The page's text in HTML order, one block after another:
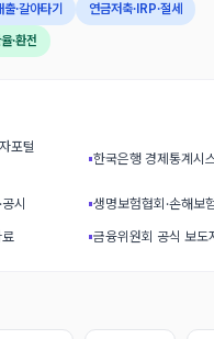
출·갈아타기 연금저축·IRP·절세
·환전
포털
▪한국은행 경제통계시
시 ▪생명보험협회·손해보
▪금융위원회 공식 보도